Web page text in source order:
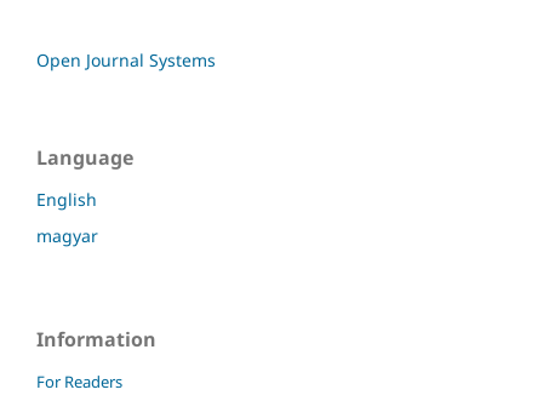
Open Journal Systems
Language
English
magyar
Information
For Readers